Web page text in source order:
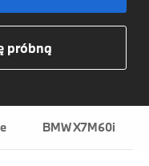
próbną
BMW X7M60i